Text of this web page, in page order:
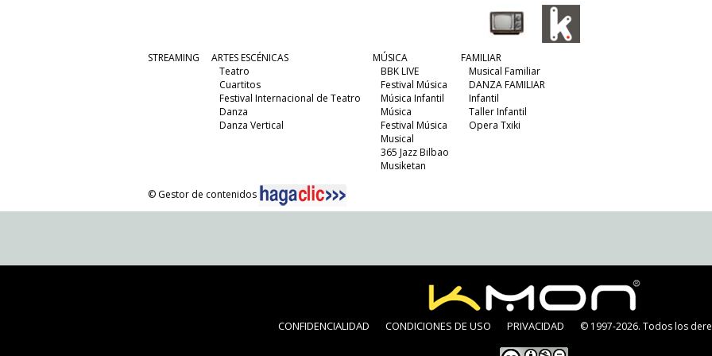
STREAMING
ARTES ESCÉNICAS
Teatro
Cuartitos
Festival Internacional de Teatro
Danza
Danza Vertical
MÚSICA
BBK LIVE
Festival Música
Música Infantil
Música
Festival Música
Musical
365 Jazz Bilbao
Musiketan
FAMILIAR
Musical Familiar
DANZA FAMILIAR
Infantil
Taller Infantil
Opera Txiki
© Gestor de contenidos
CONFIDENCIALIDAD CONDICIONES DE USO PRIVACIDAD © 1997-2026. Todos los